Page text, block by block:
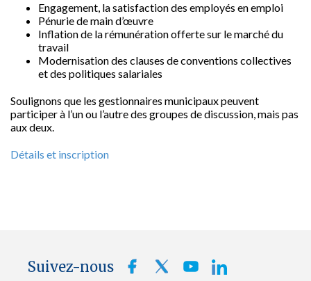
Engagement, la satisfaction des employés en emploi
Pénurie de main d’œuvre
Inflation de la rémunération offerte sur le marché du
travail
Modernisation des clauses de conventions collectives
et des politiques salariales
Soulignons que les gestionnaires municipaux peuvent
participer à l’un ou l’autre des groupes de discussion, mais pas
aux deux.
Détails et inscription
Suivez-nous